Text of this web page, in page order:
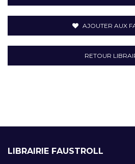
AJOUTER AUX
RETOUR
LIBRAIRIE FAUSTROLL